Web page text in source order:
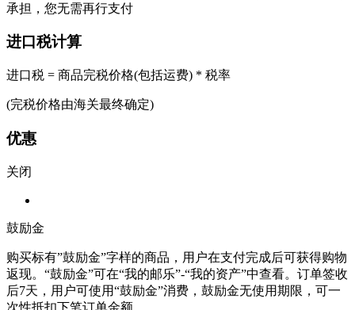
承担，您无需再行支付
进口税计算
进口税 = 商品完税价格(包括运费) * 税率
(完税价格由海关最终确定)
优惠
关闭
鼓励金
购买标有”鼓励金”字样的商品，用户在支付完成后可获得购物
返现。“鼓励金”可在“我的邮乐”-“我的资产”中查看。订单签收
后7天，用户可使用“鼓励金”消费，鼓励金无使用期限，可一
次性抵扣下笔订单金额。